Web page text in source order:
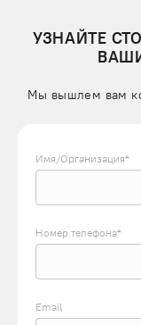
УЗНАЙТЕ
Мы вышлем вам
Имя/Организация*
Номер телефона*
Email